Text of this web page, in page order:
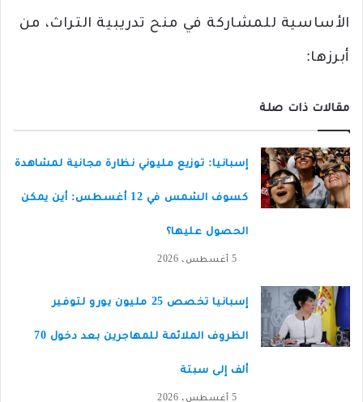
الأساسية للمشاركة في منح تدريبية التراث، من
أبرزها:
مقالات ذات صلة
إسبانيا: توزيع مليوني نظارة مجانية لمشاهدة
كسوف الشمس في 12 أغسطس: أين يمكن
الحصول عليها؟
5 أغسطس، 2026
إسبانيا تخصص 25 مليون يورو لتوفير
الظروف الملائمة للمهاجرين بعد دخول 70
ألف إلى سبتة
5 أغسطس، 2026